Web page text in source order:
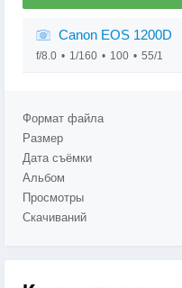
Canon EOS 1200D
f/8.0 1/160 100 55/1
Формат файла
Размер
Дата съёмки
Альбом
Просмотры
Скачиваний